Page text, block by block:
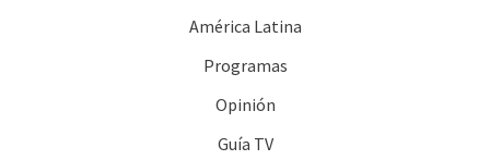
América Latina
Programas
Opinión
Guía TV